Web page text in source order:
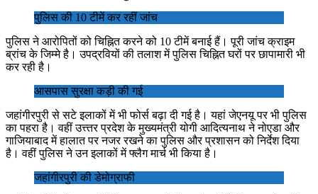
पुलिस की 10 टीमें कर रहीं जांच
पुलिस ने आरोपितों को चिह्नित करने को 10 टीमें बनाई हैं। पूरी जांच क्राइम
ब्रांच के जिम्मे है। उपद्रवियों की तलाश में पुलिस चिह्नित घरों पर छापामारी भी
कर रही है।
आसपास सुरक्षा कड़ी की गई
जहांगीरपुरी से सटे इलाकों में भी फोर्स बढ़ा दी गई है। यहां जेएनयू पर भी पुलिस
का पहरा है। वहीं उत्त्तर प्रदेश के मुख्यमंत्री योगी आदित्यनाथ ने नोएडा और
गाजियाबाद में हालात पर नजर रखने का पुलिस और प्रशासन को निर्देश दिया
है। वहीं पुलिस ने उन इलाकों में फ्लैग मार्च भी किया है।
जहांगीरपुरी की डेमोग्राफी